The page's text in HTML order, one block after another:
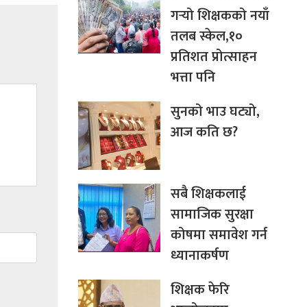
गर्‍यो शिक्षकको नयाँ
तलब स्केल,१०
प्रतिशत प्रोत्साहन
भत्ता पनि
सुनको भाउ घट्यो,
आज कति छ?
सबै शिक्षकलाई
सामाजिक सुरक्षा
कोषमा समावेश गर्न
ध्यानाकर्षण
शिक्षक फेरि